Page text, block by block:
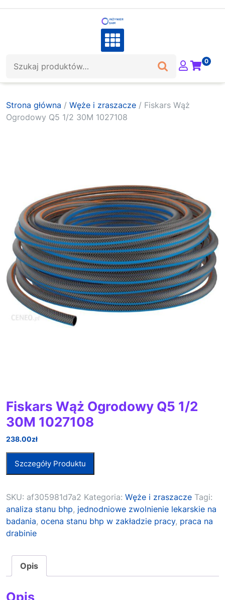
0
Strona główna / Węże i zraszacze / Fiskars Wąż
Ogrodowy Q5 1/2 30M 1027108
Fiskars Wąż Ogrodowy Q5 1/2
30M 1027108
238.00zł
Szczegóły Produktu
SKU: af305981d7a2 Kategoria: Węże i zraszacze Tagi:
analiza stanu bhp, jednodniowe zwolnienie lekarskie na
badania, ocena stanu bhp w zakładzie pracy, praca na
drabinie
Opis
Opis